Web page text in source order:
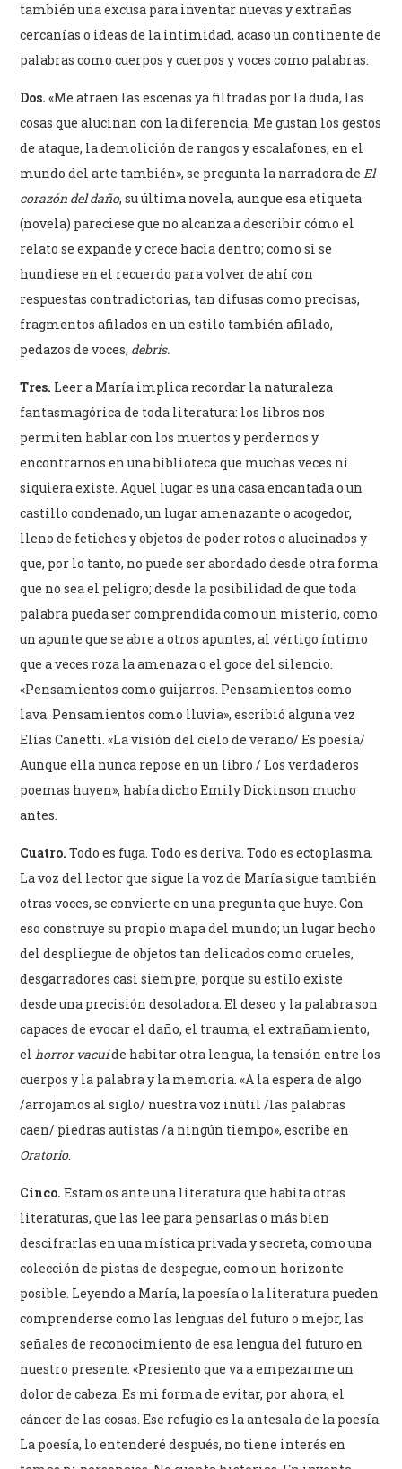
también una excusa para inventar nuevas y extrañas
cercanías o ideas de la intimidad, acaso un continente de
palabras como cuerpos y cuerpos y voces como palabras.
Dos. «Me atraen las escenas ya filtradas por la duda, las
cosas que alucinan con la diferencia. Me gustan los gestos
de ataque, la demolición de rangos y escalafones, en el
mundo del arte también», se pregunta la narradora deEl
corazón del daño, su última novela, aunque esa etiqueta
(novela) pareciese que no alcanza a describir cómo el
relato se expande y crece hacia dentro; como si se
hundiese en el recuerdo para volver de ahí con
respuestas contradictorias, tan difusas como precisas,
fragmentos afilados en un estilo también afilado,
pedazos de voces, debris.
Tres. Leer a María implica recordar la naturaleza
fantasmagórica de toda literatura: los libros nos
permiten hablar con los muertos y perdernos y
encontrarnos en una biblioteca que muchas veces ni
siquiera existe. Aquel lugar es una casa encantada o un
castillo condenado, un lugar amenazante o acogedor,
lleno de fetiches y objetos de poder rotos o alucinados y
que, por lo tanto, no puede ser abordado desde otra forma
que no sea el peligro; desde la posibilidad de que toda
palabra pueda ser comprendida como un misterio, como
un apunte que se abre a otros apuntes, al vértigo íntimo
que a veces roza la amenaza o el goce del silencio.
«Pensamientos como guijarros. Pensamientos como
lava. Pensamientos como lluvia», escribió alguna vez
Elías Canetti. «La visión del cielo de verano/ Es poesía/
Aunque ella nunca repose en un libro / Los verdaderos
poemas huyen», había dicho Emily Dickinson mucho
antes.
Cuatro. Todo es fuga. Todo es deriva. Todo es ectoplasma.
La voz del lector que sigue la voz de María sigue también
otras voces, se convierte en una pregunta que huye. Con
eso construye su propio mapa del mundo; un lugar hecho
del despliegue de objetos tan delicados como crueles,
desgarradores casi siempre, porque su estilo existe
desde una precisión desoladora. El deseo y la palabra son
capaces de evocar el daño, el trauma, el extrañamiento,
elhorror vacuide habitar otra lengua, la tensión entre los
cuerpos y la palabra y la memoria. «A la espera de algo
/arrojamos al siglo/ nuestra voz inútil /las palabras
caen/ piedras autistas /a ningún tiempo», escribe en
Oratorio.
Cinco. Estamos ante una literatura que habita otras
literaturas, que las lee para pensarlas o más bien
descifrarlas en una mística privada y secreta, como una
colección de pistas de despegue, como un horizonte
posible. Leyendo a María, la poesía o la literatura pueden
comprenderse como las lenguas del futuro o mejor, las
señales de reconocimiento de esa lengua del futuro en
nuestro presente. «Presiento que va a empezarme un
dolor de cabeza. Es mi forma de evitar, por ahora, el
cáncer de las cosas. Ese refugio es la antesala de la poesía.
La poesía, lo entenderé después, no tiene interés en